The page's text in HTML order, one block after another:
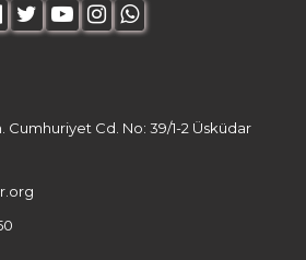
Cumhuriyet Cd. No: 39/1-2 Üsküdar